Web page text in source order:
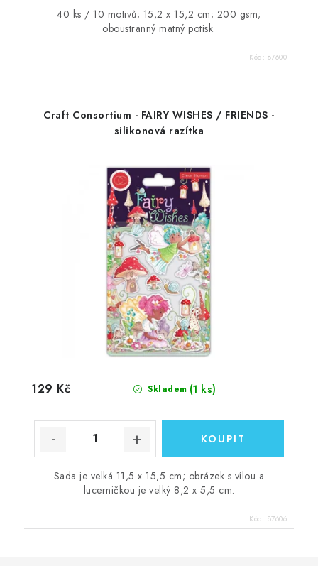
40 ks / 10 motivů; 15,2 x 15,2 cm; 200 gsm;
oboustranný matný potisk.
Kód: 87600
Craft Consortium - FAIRY WISHES / FRIENDS -
silikonová razítka
Skladem (1 ks)
129 Kč
Sada je velká 11,5 x 15,5 cm; obrázek s vílou a
lucerničkou je velký 8,2 x 5,5 cm.
Kód: 87606